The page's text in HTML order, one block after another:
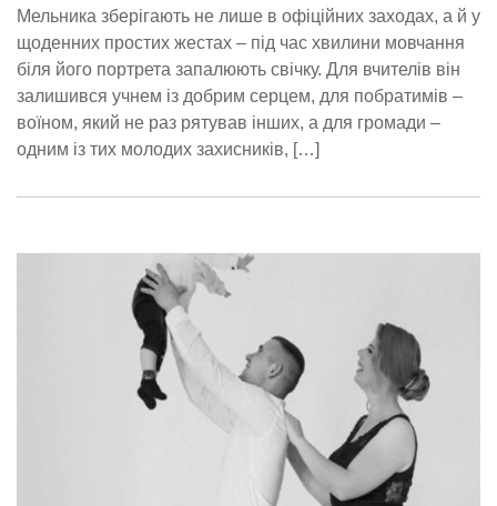
Мельника зберігають не лише в офіційних заходах, а й у
щоденних простих жестах – під час хвилини мовчання
біля його портрета запалюють свічку. Для вчителів він
залишився учнем із добрим серцем, для побратимів –
воїном, який не раз рятував інших, а для громади –
одним із тих молодих захисників, […]